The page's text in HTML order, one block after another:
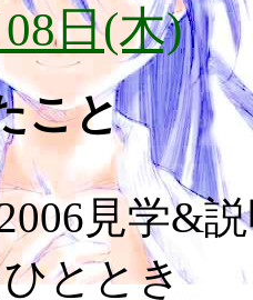
日(木)
こと
見学&
ととき